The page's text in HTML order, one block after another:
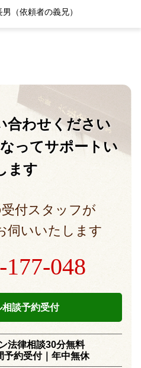
（依頼者の義兄）
合わせください
ってサポートい
ます
付スタッフが
伺いいたします
177-048
相談予約受付
法律相談30分無料
予約受付｜年中無休